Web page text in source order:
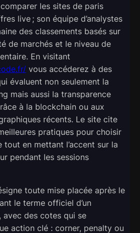
les sites de paris
live ; son équipe d’analystes
des classements basés sur
de marchés et le niveau de
En visitant
vous accéderez à des
évaluent non seulement la
mais aussi la transparence
à la blockchain ou aux
récents. Le site cite
pratiques pour choisir
tout en mettant l’accent sur la
pendant les sessions
toute mise placée après le
le terme officiel d’un
des cotes qui se
action clé : corner, penalty ou